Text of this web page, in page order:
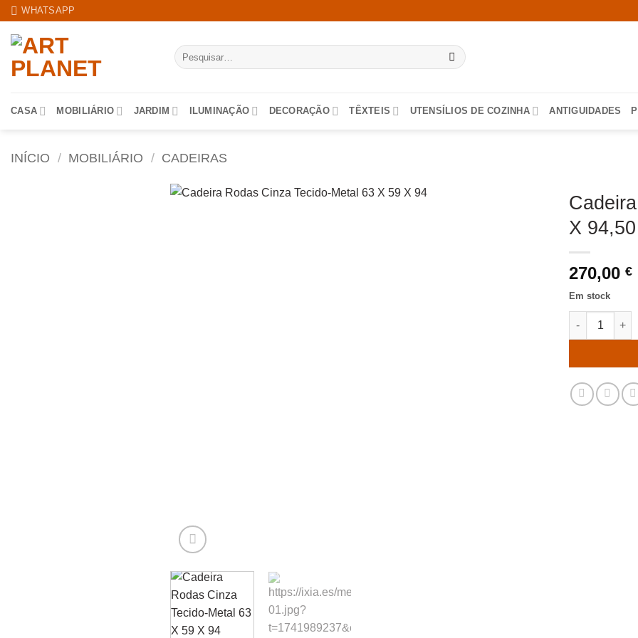
Skip
content
WHATSAPP
Pesquisar
por:
CASA MOBILIÁRIO JARDIM ILUMINAÇÃO DECORAÇÃO TÊXTEIS UTENSÍLIOS DE COZINHA ANTIGUIDADES
INÍCIO / MOBILIÁRIO / CADEIRAS
X
270,00 €
Em stock
Quantidade